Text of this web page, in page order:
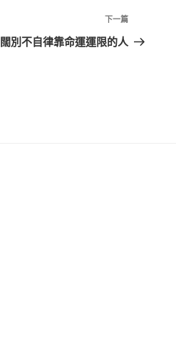
下
一
下一篇
闊別不自律靠命運運限的人